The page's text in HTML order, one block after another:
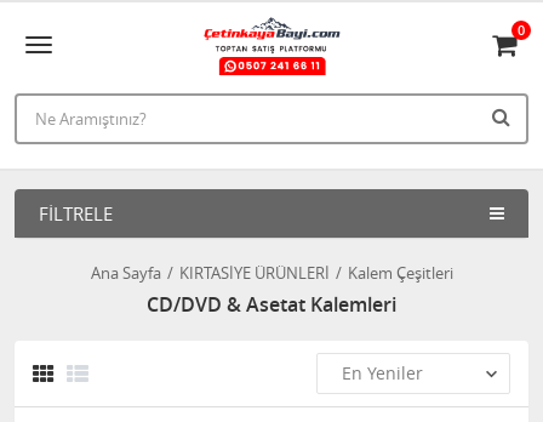
0
FILTRELE
Ana Sayfa KIRTASİYE ÜRÜNLERİ Kalem Çeşitleri
CD/DVD & Asetat Kalemleri